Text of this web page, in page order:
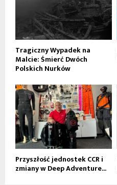
Tragiczny Wypadek na
Malcie: Śmierć Dwóch
Polskich Nurków
Przyszłość jednostek CCR i
zmiany w Deep Adventure...